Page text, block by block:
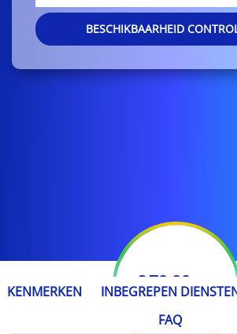
BESCHIKBAARHEID
€ 79,99 / jaar
KENMERKEN INBEGREPEN
FAQ